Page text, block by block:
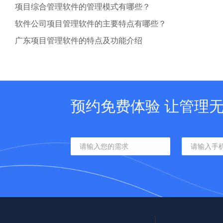
项目综合管理软件的管理模式有哪些？
软件公司项目管理软件的主要特点有哪些？
广东项目管理软件的特点及功能介绍
预约免费体验 让管理